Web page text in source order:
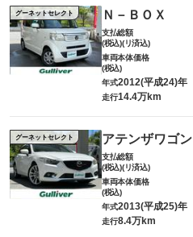
グーネットセレクト Ｎ－ＢＯＸ
支払総額
(税込)(リ済込)
車両本体価格
(税込)
年式2012(平成24)年
走行14.4万km
グーネットセレクト アテンザワゴン
支払総額
(税込)(リ済込)
車両本体価格
(税込)
年式2013(平成25)年
走行8.4万km